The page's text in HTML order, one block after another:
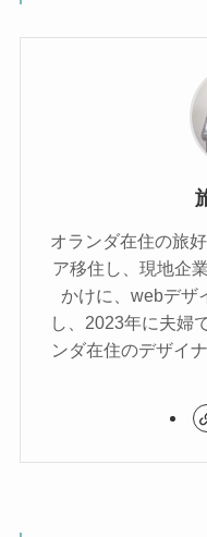
オランダ在住の旅
ア移住し、現地企
かけに、webデザ
し、2023年に夫婦
ンダ在住のデザイ